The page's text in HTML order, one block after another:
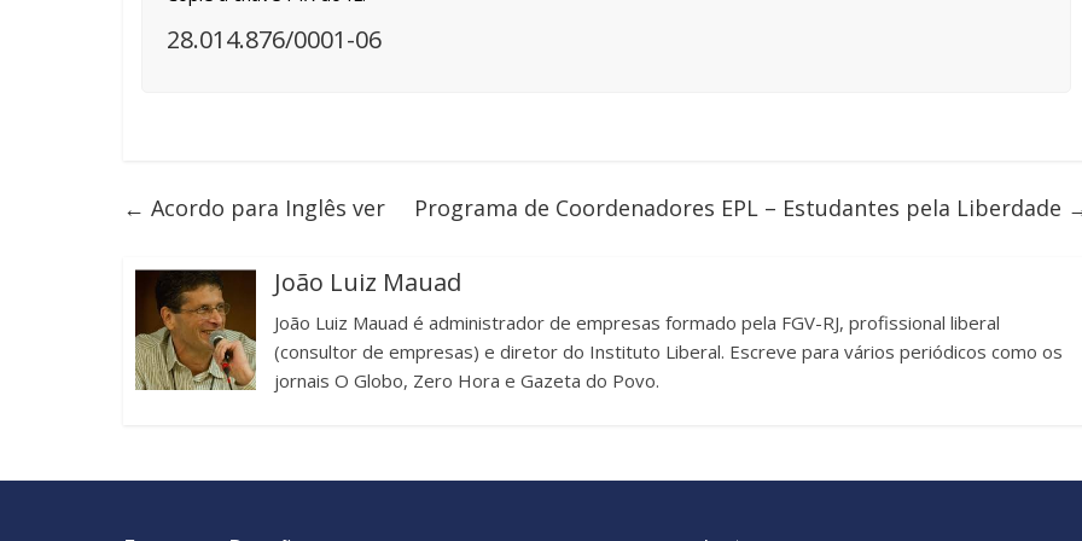
28.014.876/0001-06
← Acordo para Inglês ver Programa de Coordenadores EPL – Estudantes pela Liberdade
João Luiz Mauad
João Luiz Mauad é administrador de empresas formado pela FGV-RJ, profissional liberal
(consultor de empresas) e diretor do Instituto Liberal. Escreve para vários periódicos como os
jornais O Globo, Zero Hora e Gazeta do Povo.